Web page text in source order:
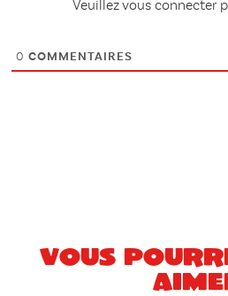
Veuillez vous connecter
0 COMMENTAIRES
Vous